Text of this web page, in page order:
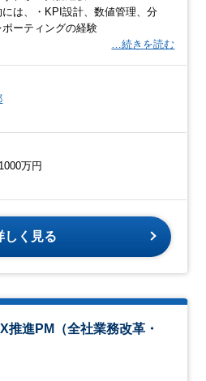
には、・KPI設計、数値管理、分
ポーティングの経験
…続きを読む
万円
しく見る
推進PM（全社業務改革・